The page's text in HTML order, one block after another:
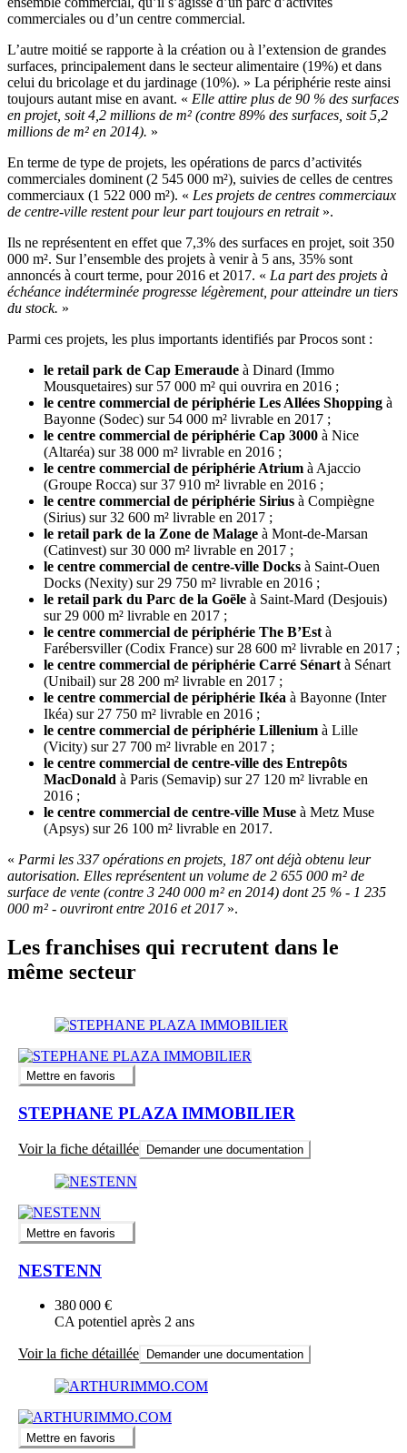
commerciales ou d’un centre commercial.
L’autre moitié se rapporte à la création ou à l’extension de grandes
surfaces, principalement dans le secteur alimentaire (19%) et dans
celui du bricolage et du jardinage (10%). » La périphérie reste ainsi
toujours autant mise en avant. « Elle attire plus de 90 % des surfaces
en projet, soit 4,2 millions de m² (contre 89% des surfaces, soit 5,2
millions de m² en 2014). »
En terme de type de projets, les opérations de parcs d’activités
commerciales dominent (2 545 000 m²), suivies de celles de centres
commerciaux (1 522 000 m²). « Les projets de centres commerciaux
de centre-ville restent pour leur part toujours en retrait».
Ils ne représentent en effet que 7,3% des surfaces en projet, soit 350
000 m². Sur l’ensemble des projets à venir à 5 ans, 35% sont
annoncés à court terme, pour 2016 et 2017. « La part des projets à
échéance indéterminée progresse légèrement, pour atteindre un tiers
du stock. »
Parmi ces projets, les plus importants identifiés par Procos sont :
le retail park de Cap Emeraude à Dinard (Immo
Mousquetaires) sur 57 000 m² qui ouvrira en 2016 ;
le centre commercial de périphérie Les Allées Shopping à
Bayonne (Sodec) sur 54 000 m² livrable en 2017 ;
le centre commercial de périphérie Cap 3000 à Nice
(Altaréa) sur 38 000 m² livrable en 2016 ;
le centre commercial de périphérie Atrium à Ajaccio
(Groupe Rocca) sur 37 910 m² livrable en 2016 ;
le centre commercial de périphérie Sirius à Compiègne
(Sirius) sur 32 600 m² livrable en 2017 ;
le retail park de la Zone de Malage à Mont-de-Marsan
(Catinvest) sur 30 000 m² livrable en 2017 ;
le centre commercial de centre-ville Docks à Saint-Ouen
Docks (Nexity) sur 29 750 m² livrable en 2016 ;
le retail park du Parc de la Goële à Saint-Mard (Desjouis)
sur 29 000 m² livrable en 2017 ;
le centre commercial de périphérie The B’Est à
Farébersviller (Codix France) sur 28 600 m² livrable en 2017 ;
le centre commercial de périphérie Carré Sénart à Sénart
(Unibail) sur 28 200 m² livrable en 2017 ;
le centre commercial de périphérie Ikéa à Bayonne (Inter
Ikéa) sur 27 750 m² livrable en 2016 ;
le centre commercial de périphérie Lillenium à Lille
(Vicity) sur 27 700 m² livrable en 2017 ;
le centre commercial de centre-ville des Entrepôts
MacDonald à Paris (Semavip) sur 27 120 m² livrable en
2016 ;
le centre commercial de centre-ville Muse à Metz Muse
(Apsys) sur 26 100 m² livrable en 2017.
« Parmi les 337 opérations en projets, 187 ont déjà obtenu leur
autorisation. Elles représentent un volume de 2 655 000 m² de
surface de vente (contre 3 240 000 m² en 2014) dont 25 % - 1 235
000 m² - ouvriront entre 2016 et 2017».
Les franchises qui recrutent dans le
même secteur
Mettre en favoris
STEPHANE PLAZA IMMOBILIER
Voir la fiche détaillée Demander une documentation
Mettre en favoris
NESTENN
380 000 €
CA potentiel après 2 ans
Voir la fiche détaillée Demander une documentation
Mettre en favoris